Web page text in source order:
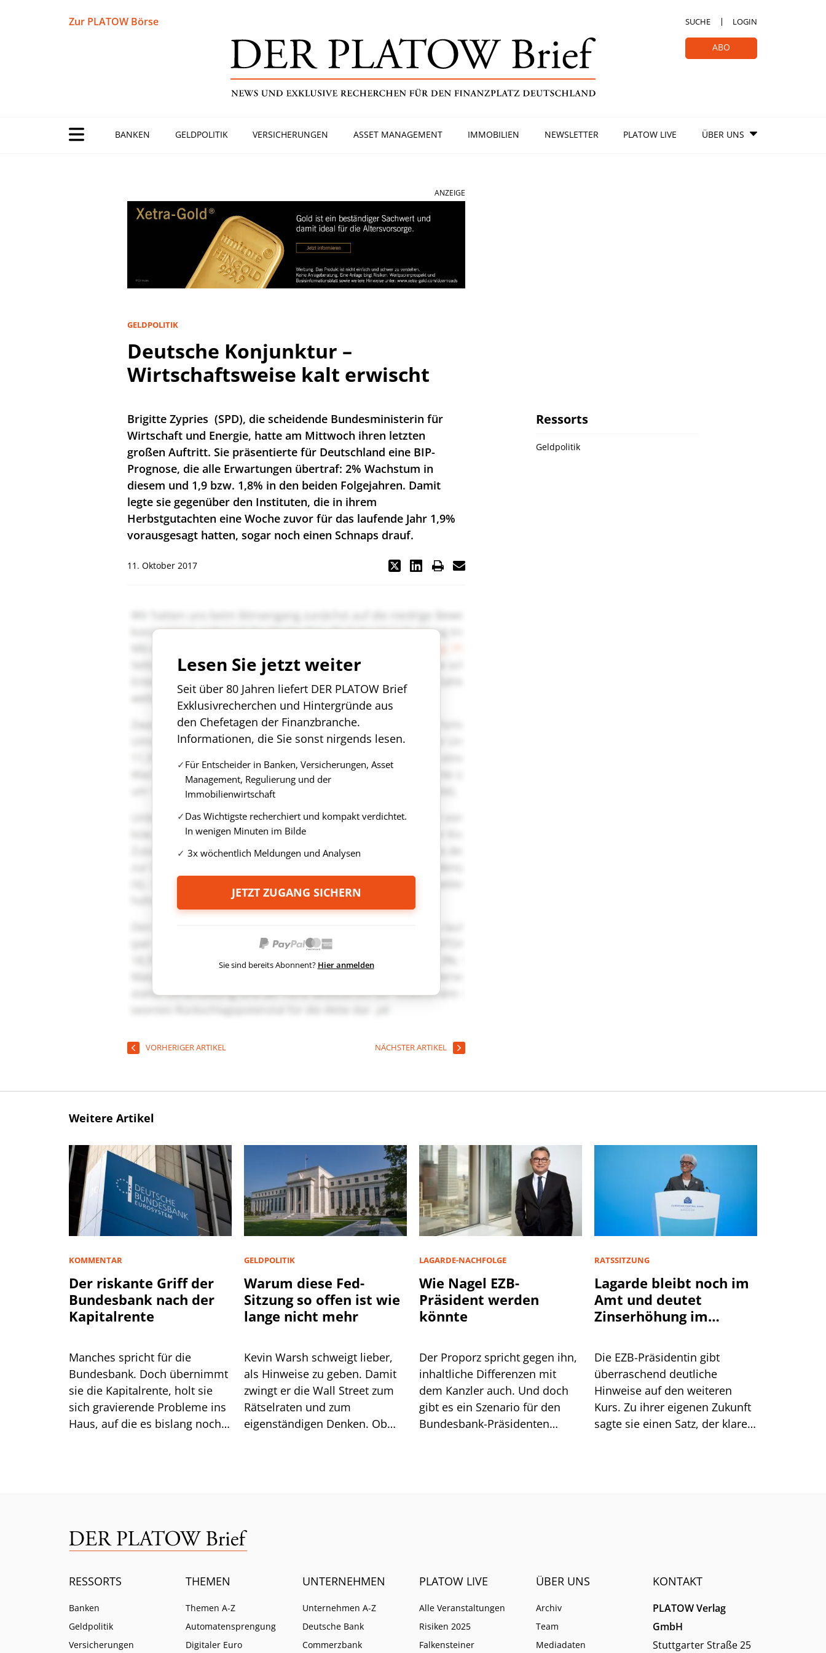
Zur PLATOW Börse SUCHE LOGIN
ABO
BANKEN GELDPOLITIK VERSICHERUNGEN ASSET MANAGEMENT IMMOBILIEN NEWSLETTER PLATOW LIVE ÜBER UNS
ANZEIGE
GELDPOLITIK
Deutsche Konjunktur –
Wirtschaftsweise kalt erwischt
Brigitte Zypries (SPD), die scheidende Bundesministerin für
Wirtschaft und Energie, hatte am Mittwoch ihren letzten
großen Auftritt. Sie präsentierte für Deutschland eine BIP-
Prognose, die alle Erwartungen übertraf: 2% Wachstum in
diesem und 1,9 bzw. 1,8% in den beiden Folgejahren. Damit
legte sie gegenüber den Instituten, die in ihrem
Herbstgutachten eine Woche zuvor für das laufende Jahr 1,9%
vorausgesagt hatten, sogar noch einen Schnaps drauf.
11. Oktober 2017
Lesen Sie jetzt weiter
Seit über 80 Jahren liefert DER PLATOW Brief
Exklusivrecherchen und Hintergründe aus
den Chefetagen der Finanzbranche.
Informationen, die Sie sonst nirgends lesen.
Für Entscheider in Banken, Versicherungen, Asset
Management, Regulierung und der
Immobilienwirtschaft
Das Wichtigste recherchiert und kompakt verdichtet.
In wenigen Minuten im Bilde
3x wöchentlich Meldungen und Analysen
JETZT ZUGANG SICHERN
Sie sind bereits Abonnent? Hier anmelden
VORHERIGER ARTIKEL NÄCHSTER ARTIKEL
Ressorts
Geldpolitik
Weitere Artikel
KOMMENTAR
Der riskante Griff der
Bundesbank nach der
Kapitalrente
Manches spricht für die
Bundesbank. Doch übernimmt
sie die Kapitalrente, holt sie
sich gravierende Probleme ins
Haus, auf die es bislang noch
GELDPOLITIK
Warum diese Fed-
Sitzung so offen ist wie
lange nicht mehr
Kevin Warsh schweigt lieber,
als Hinweise zu geben. Damit
zwingt er die Wall Street zum
Rätselraten und zum
eigenständigen Denken. Ob
LAGARDE-NACHFOLGE
Wie Nagel EZB-
Präsident werden
könnte
Der Proporz spricht gegen ihn,
inhaltliche Differenzen mit
dem Kanzler auch. Und doch
gibt es ein Szenario für den
Bundesbank-Präsidenten
RATSSITZUNG
Lagarde bleibt noch im
Amt und deutet
Zinserhöhung im
Die EZB-Präsidentin gibt
überraschend deutliche
Hinweise auf den weiteren
Kurs. Zu ihrer eigenen Zukunft
sagte sie einen Satz, der klarer
RESSORTS
Banken
Geldpolitik
Versicherungen
THEMEN
Themen A-Z
Automatensprengung
Digitaler Euro
UNTERNEHMEN
Unternehmen A-Z
Deutsche Bank
Commerzbank
PLATOW LIVE
Alle Veranstaltungen
Risiken 2025
Falkensteiner
ÜBER UNS
Archiv
Team
Mediadaten
KONTAKT
PLATOW Verlag
GmbH
Stuttgarter Straße 25